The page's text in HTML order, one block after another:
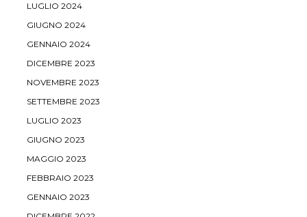
LUGLIO 2024
GIUGNO 2024
GENNAIO 2024
DICEMBRE 2023
NOVEMBRE 2023
SETTEMBRE 2023
LUGLIO 2023
GIUGNO 2023
MAGGIO 2023
FEBBRAIO 2023
GENNAIO 2023